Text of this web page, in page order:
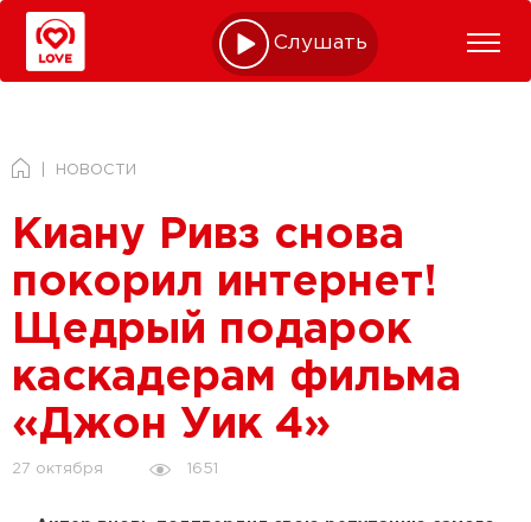
Слушать online
НОВОСТИ
Киану Ривз снова
покорил интернет!
Щедрый подарок
каскадерам фильма
«Джон Уик 4»
27 октября 1651